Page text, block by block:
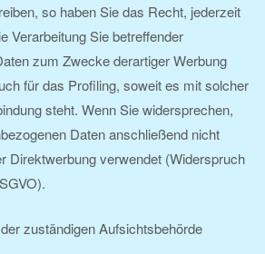
so haben Sie das Recht, jederzeit
Verarbeitung Sie betreffender
zum Zwecke derartiger Werbung
für das Profiling, soweit es mit solcher
steht. Wenn Sie widersprechen,
Daten anschließend nicht
Direktwerbung verwendet (Widerspruch
zuständigen Aufsichtsbehörde